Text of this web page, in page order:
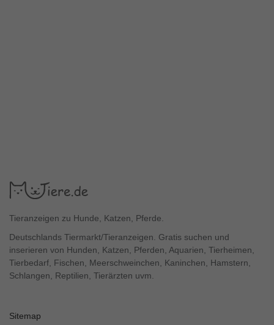
Tieranzeigen zu Hunde, Katzen, Pferde.
Deutschlands Tiermarkt/Tieranzeigen. Gratis suchen und
inserieren von Hunden, Katzen, Pferden, Aquarien, Tierheimen,
Tierbedarf, Fischen, Meerschweinchen, Kaninchen, Hamstern,
Schlangen, Reptilien, Tierärzten uvm.
Sitemap